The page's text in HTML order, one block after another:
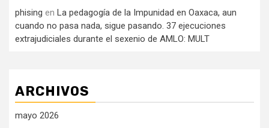
phising en La pedagogía de la Impunidad en Oaxaca, aun
cuando no pasa nada, sigue pasando. 37 ejecuciones
extrajudiciales durante el sexenio de AMLO: MULT
ARCHIVOS
mayo 2026